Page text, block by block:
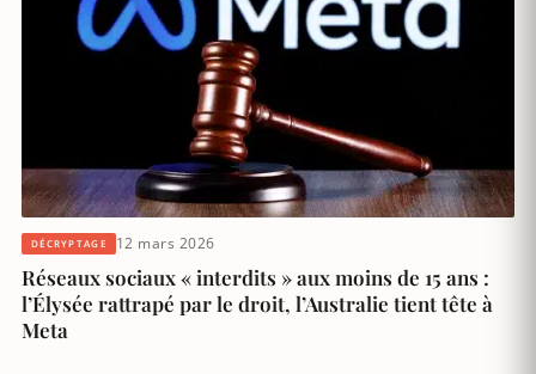
DÉCRYPTAGE 12 mars 2026
Réseaux sociaux « interdits » aux moins de 15 ans :
l’Élysée rattrapé par le droit, l’Australie tient tête à
Meta